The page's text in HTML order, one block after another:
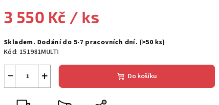
3 550 Kč / ks
cena:
Skladem. Dodání do 5-7 pracovních dní. (>50 ks)
Kód: 151981MULTI
+
− Do košíku